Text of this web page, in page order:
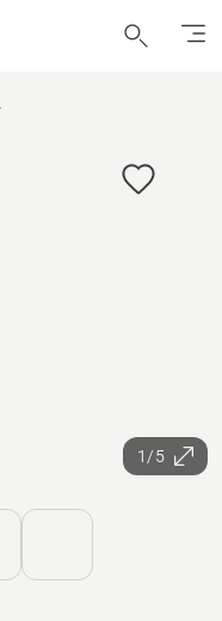
1/5